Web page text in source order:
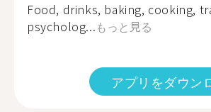
Food, drinks, baking, cooking,
psycholog...もっと見る
アプリをダウン